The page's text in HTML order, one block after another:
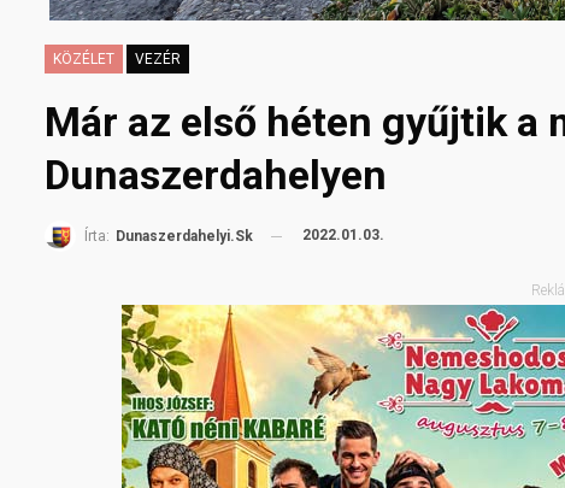
KÖZÉLET VEZÉR
Már az első héten gyűjtik a
Dunaszerdahelyen
Írta: Dunaszerdahelyi.sk 2022.01.03.